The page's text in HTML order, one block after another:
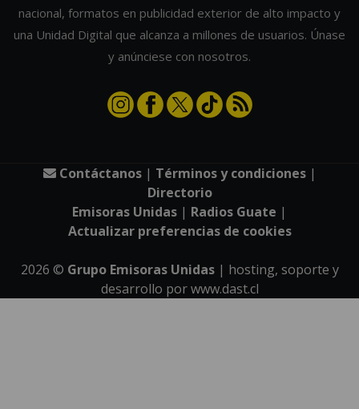
nacional, formatos en publicidad exterior de alto impacto y
una Unidad Digital que alcanza a millones de usuarios. Únase
y anúnciese con nosotros.
Contáctanos| Términos y condiciones|
Directorio
Emisoras Unidas | Radios Guate |
Actualizar preferencias de cookies
2026 © Grupo Emisoras Unidas| hosting, soporte y
desarrollo porwww.dast.cl